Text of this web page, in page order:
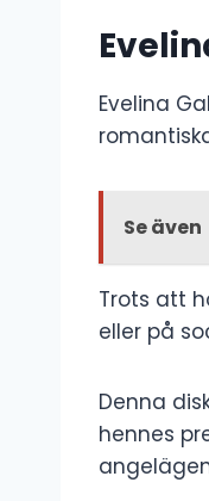
Evelina
Se även
Trots att
eller på
Denna
hennes